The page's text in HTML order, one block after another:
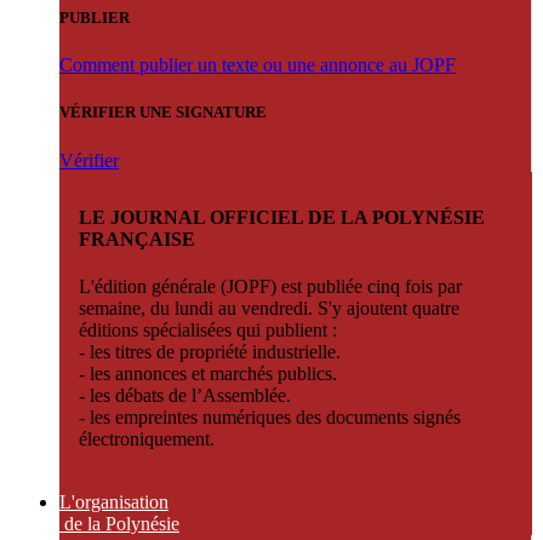
PUBLIER
Comment publier un texte ou une annonce au JOPF
VÉRIFIER UNE SIGNATURE
Vérifier
LE JOURNAL OFFICIEL DE LA POLYNÉSIE
FRANÇAISE
L'édition générale (JOPF) est publiée cinq fois par
semaine, du lundi au vendredi. S'y ajoutent quatre
éditions spécialisées qui publient :
- les titres de propriété industrielle.
- les annonces et marchés publics.
- les débats de l’Assemblée.
- les empreintes numériques des documents signés
électroniquement.
L'organisation
de la Polynésie